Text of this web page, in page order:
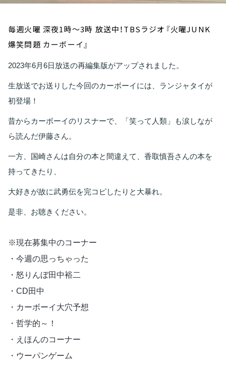
毎週火曜 深夜1時～3時 放送中！TBSラジオ『火曜JUNK
爆笑問題 カーボーイ』
2023年6月6日放送の再編集版がアップされました。
生放送でお送りした今回のカーボーイには、ランジャタイが
初登場！
昔からカーボーイのリスナーで、「笑って人類」も涙しなが
ら読んだ伊藤さん。
一方、国崎さんは自分の本と間違えて、香取慎吾さんの本を
持ってきたり、
大好きが故に武勇伝を完コピしたりと大暴れ。
是非、お聴きください。
※現在募集中のコーナー
・今週の思っちゃった
・怒りんぼ田中裕二
・CD田中
・カーボーイ大穴予想
・哲学的～！
・えほんのコーナー
・ウーパンゲーム